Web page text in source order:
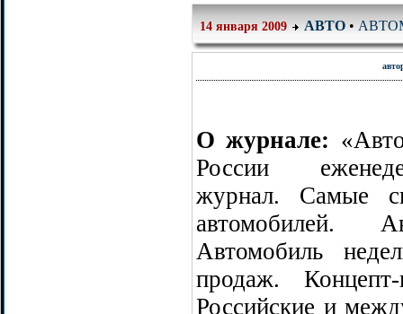
14 января 2009 АВТО •
О журнале:
России
журнал. Самые
автомобилей.
Автомобиль
продаж.
Российские и